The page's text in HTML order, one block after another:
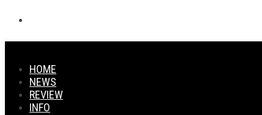
HOME
NEWS
REVIEW
INFO